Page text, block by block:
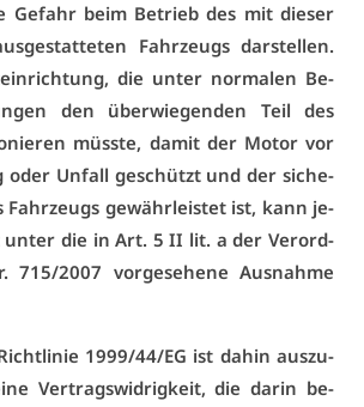
Ge­fahr beim Be­trieb des mit die­ser
Fahr­zeugs dar­stel­len.
die un­ter nor­ma­len Be­
den über­wie­gen­den Teil des
müss­te, da­mit der Mo­tor vor
oder Un­fall ge­schützt und der si­che­
Fahr­zeugs ge­währ­leis­tet ist, kann je­
un­ter die in Art. 5 II lit. a der Ver­ord­
715/2007 vor­ge­se­he­ne Aus­nah­me
1999/44/EG ist da­hin aus­zu­
Ver­trags­wid­rig­keit, die dar­in be­